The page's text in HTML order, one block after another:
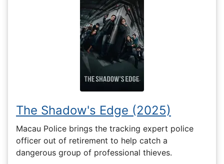
The Shadow's Edge (2025)
Macau Police brings the tracking expert police
officer out of retirement to help catch a
dangerous group of professional thieves.